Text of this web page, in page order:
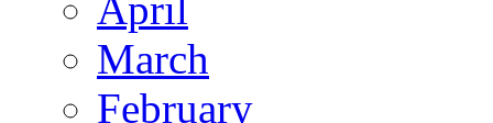
March
February